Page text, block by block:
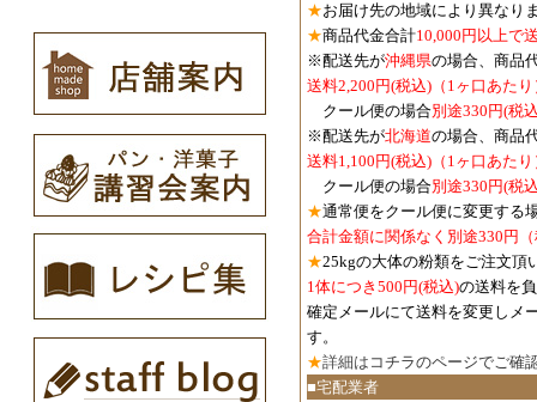
★お届け先の地域により異なり
★商品代金合計10,000円以上で
※配送先が沖縄県の場合、商品
送料2,200円(税込)（1ヶ口あたり
クール便の場合別途330円(税
※配送先が北海道の場合、商品
送料1,100円(税込) （1ヶ口あた
クール便の場合別途330円(税
★通常便をクール便に変更する
合計金額に関係なく別途330円
★25kgの大体の粉類をご注文頂
1体につき500円(税込)の送料を
確定メールにて送料を変更しメ
す。
★詳細は コチラのページでご確
■宅配業者